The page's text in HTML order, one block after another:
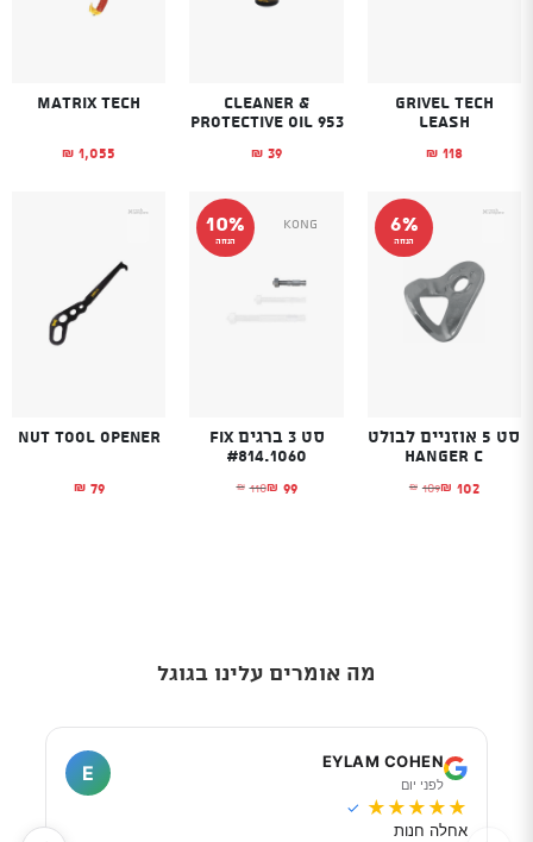
Grivel Tech
leash
₪ 118
Cleaner &
Protective Oil 953
₪ 39
Matrix Tech
₪ 1,055
6%
הנחה
סט 5 אוזניים לבולט
HANGER C
₪ 109
המחיר המקורי היה: ₪109.₪ 102 המחיר הנוכחי הוא: ₪102.
10%
הנחה
Kong
סט 3 ברגים Fix
#814.1060
₪ 110
המחיר המקורי היה: ₪110.₪ 99 המחיר הנוכחי הוא: ₪99.
Nut Tool opener
₪ 79
מה אומרים עלינו בגוגל
EYLAM COHEN
לפני יום
E
★
★
★
★
★
✓
אחלה חנות